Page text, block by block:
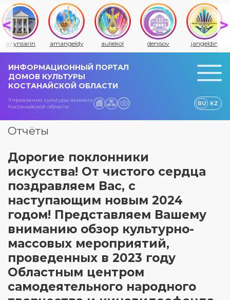
altynsarin amangeldy auliekol denisov jangeldin
ИНФОРМАЦИОННЫЙ ПОРТАЛ
ДОМОВ КУЛЬТУРЫ
КОСТАНАЙСКОЙ ОБЛАСТИ
Управления культуры акимата
Костанайской области
RU KZ
Отчёты
Дорогие поклонники
искусства! От чистого сердца
поздравляем Вас, с
наступающим новым 2024
годом! Представляем Вашему
вниманию обзор культурно-
массовых мероприятий,
проведенных в 2023 году
Областным центром
самодеятельного народного